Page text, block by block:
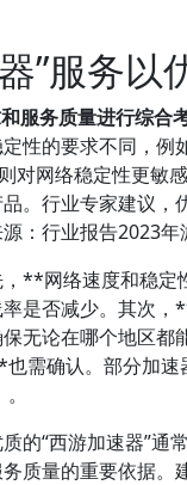
”服务以
服务质量进行综合考
性的要求不同，例
对网络稳定性更敏
。行业专家建议，
：行业报告2023年
**网络速度和稳
是否减少。其次
无论在哪个地区
需确认。部分加
的“西游加速器”通
质量的重要依据